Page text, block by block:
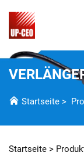
Startseite >
Startseite >